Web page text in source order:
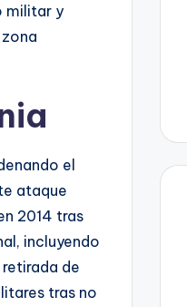
militar y
el
ataque
2014 tras
incluyendo
de
tras no